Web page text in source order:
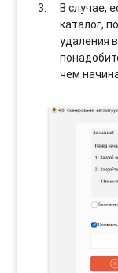
В случае,
каталог,
удаления
чем